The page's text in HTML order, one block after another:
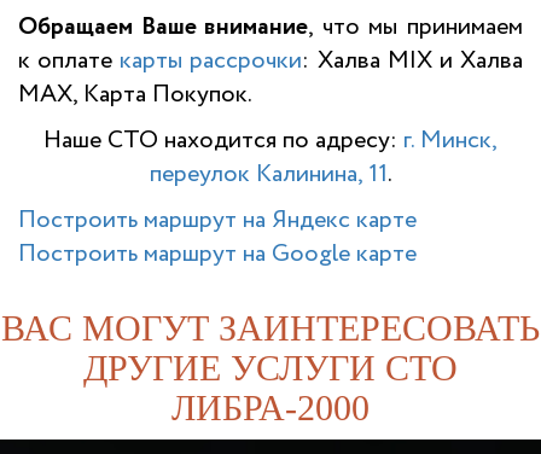
Обращаем Ваше внимание, что мы принимаем
к оплате карты рассрочки: Халва MIX и Халва
MAX, Карта Покупок.
Наше СТО находится по адресу: г. Минск,
переулок Калинина, 11.
Построить маршрут на Яндекс карте
Построить маршрут на Google карте
ВАС МОГУТ ЗАИНТЕРЕСОВАТЬ
ДРУГИЕ УСЛУГИ СТО
ЛИБРА-2000